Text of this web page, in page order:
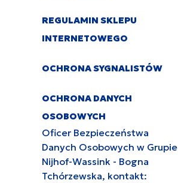
REGULAMIN SKLEPU
INTERNETOWEGO
OCHRONA SYGNALISTÓW
OCHRONA DANYCH
OSOBOWYCH
Oficer Bezpieczeństwa
Danych Osobowych w Grupie
Nijhof-Wassink - Bogna
Tchórzewska, kontakt: